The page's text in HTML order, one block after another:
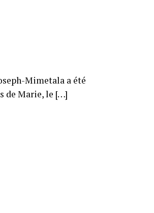
Mimetala a été
de Marie, le […]